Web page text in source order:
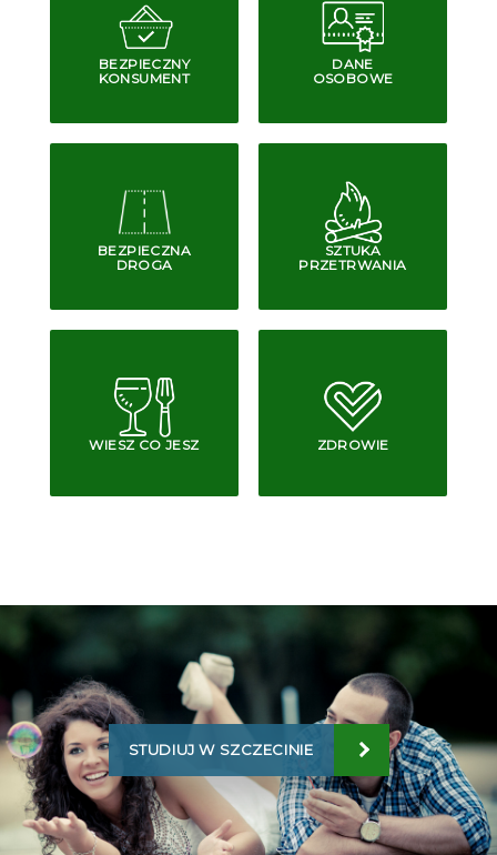
BEZPIECZNY
KONSUMENT
DANE
OSOBOWE
BEZPIECZNA
DROGA
SZTUKA
PRZETRWANIA
WIESZ CO JESZ ZDROWIE
STUDIUJ W SZCZECINIE